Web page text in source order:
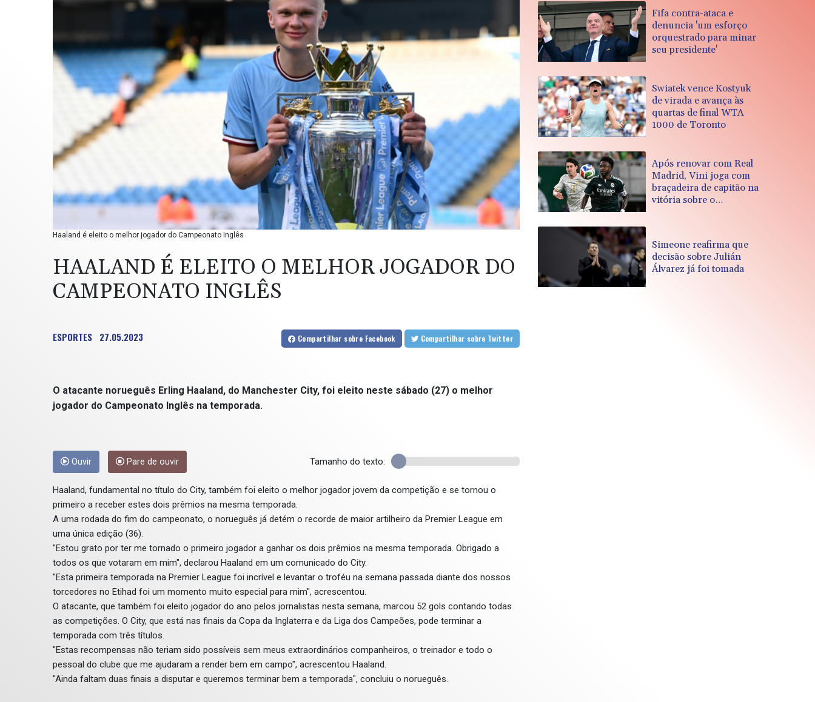
Haaland é eleito o melhor jogador do Campeonato Inglês
HAALAND É ELEITO O MELHOR JOGADOR DO
CAMPEONATO INGLÊS
ESPORTES 27.05.2023 Compartilhar sobre Facebook Compartilhar sobre Twitter
O atacante norueguês Erling Haaland, do Manchester City, foi eleito neste sábado (27) o melhor
jogador do Campeonato Inglês na temporada.
Ouvir Pare de ouvir Tamanho do texto:
Haaland, fundamental no título do City, também foi eleito o melhor jogador jovem da competição e se tornou o
primeiro a receber estes dois prêmios na mesma temporada.
A uma rodada do fim do campeonato, o norueguês já detém o recorde de maior artilheiro da Premier League em
uma única edição (36).
"Estou grato por ter me tornado o primeiro jogador a ganhar os dois prêmios na mesma temporada. Obrigado a
todos os que votaram em mim", declarou Haaland em um comunicado do City.
"Esta primeira temporada na Premier League foi incrível e levantar o troféu na semana passada diante dos nossos
torcedores no Etihad foi um momento muito especial para mim", acrescentou.
O atacante, que também foi eleito jogador do ano pelos jornalistas nesta semana, marcou 52 gols contando todas
as competições. O City, que está nas finais da Copa da Inglaterra e da Liga dos Campeões, pode terminar a
temporada com três títulos.
"Estas recompensas não teriam sido possíveis sem meus extraordinários companheiros, o treinador e todo o
pessoal do clube que me ajudaram a render bem em campo", acrescentou Haaland.
"Ainda faltam duas finais a disputar e queremos terminar bem a temporada", concluiu o norueguês.
Fifa contra-ataca e
denuncia 'um esforço
orquestrado para minar
seu presidente'
Swiatek vence Kostyuk
de virada e avança às
quartas de final WTA
1000 de Toronto
Após renovar com Real
Madrid, Vini joga com
braçadeira de capitão na
vitória sobre o
Simeone reafirma que
decisão sobre Julián
Álvarez já foi tomada